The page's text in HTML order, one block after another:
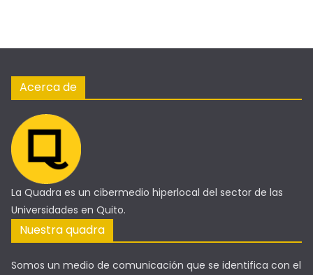
Acerca de
La Quadra es un cibermedio hiperlocal del sector de las
Universidades en Quito.
Nuestra quadra
Somos un medio de comunicación que se identifica con el